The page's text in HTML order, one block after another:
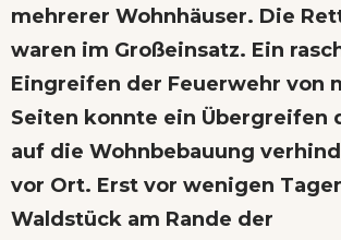
mehrerer Wohnhäuser. Die
waren im Großeinsatz. Ein
Eingreifen der Feuerwehr von
Seiten konnte ein Übergreifen
auf die Wohnbebauung
vor Ort. Erst vor wenigen
Waldstück am Rande der